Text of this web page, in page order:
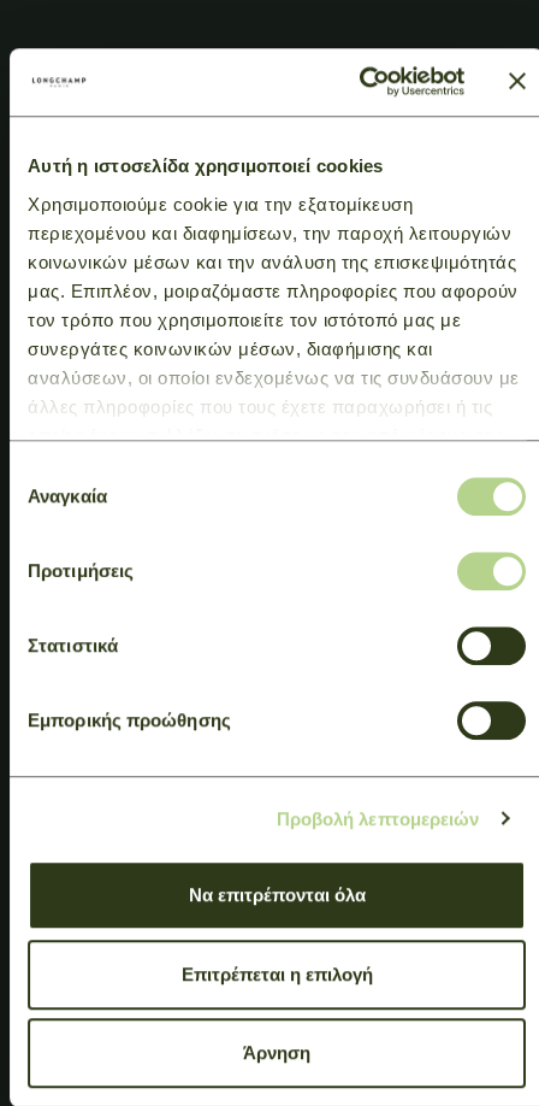
Αυτή η ιστοσελίδα χρησιμοποιεί cookies
Χρησιμοποιούμε cookie για την εξατομίκευση
περιεχομένου και διαφημίσεων, την παροχή λειτουργιών
κοινωνικών μέσων και την ανάλυση της επισκεψιμότητάς
μας. Επιπλέον, μοιραζόμαστε πληροφορίες που αφορούν
τον τρόπο που χρησιμοποιείτε τον ιστότοπό μας με
συνεργάτες κοινωνικών μέσων, διαφήμισης και
αναλύσεων, οι οποίοι ενδεχομένως να τις συνδυάσουν με
άλλες πληροφορίες που τους έχετε παραχωρήσει ή τις
οποίες έχουν συλλέξει σε σχέση με την από μέρους σας
συγκατάθεσης
Αναγκαία
Προτιμήσεις
Στατιστικά
Εμπορικής προώθησης
Προβολή λεπτομερειών
Να επιτρέπονται όλα
Επιτρέπεται η επιλογή
Άρνηση